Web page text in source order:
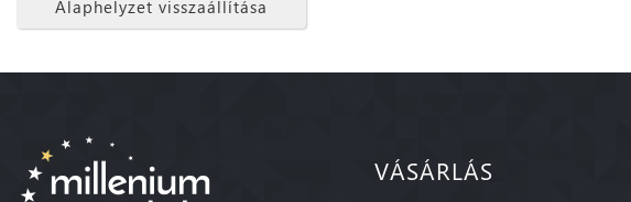
Alaphelyzet visszaállítása
VÁSÁRLÁS